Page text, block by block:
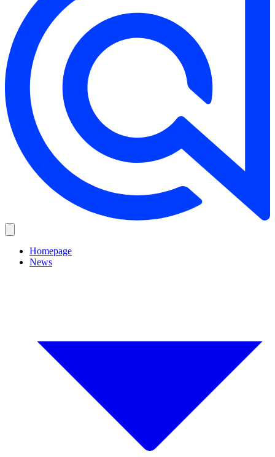
Homepage
News